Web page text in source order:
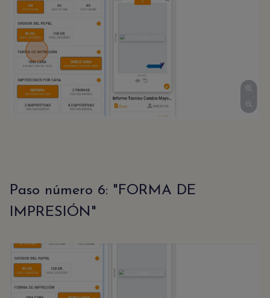
Paso número 6: "FORMA DE
IMPRESIÓN"